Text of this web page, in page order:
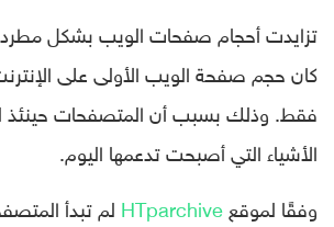
تزايدت أحجام صفحات الويب بشكل
فقط. وذلك بسبب أن المتصفحات حينئذ
الأشياء التي أصبحت تدعمها اليوم.
وفقًا لموقعHTparchive لم تبدأ